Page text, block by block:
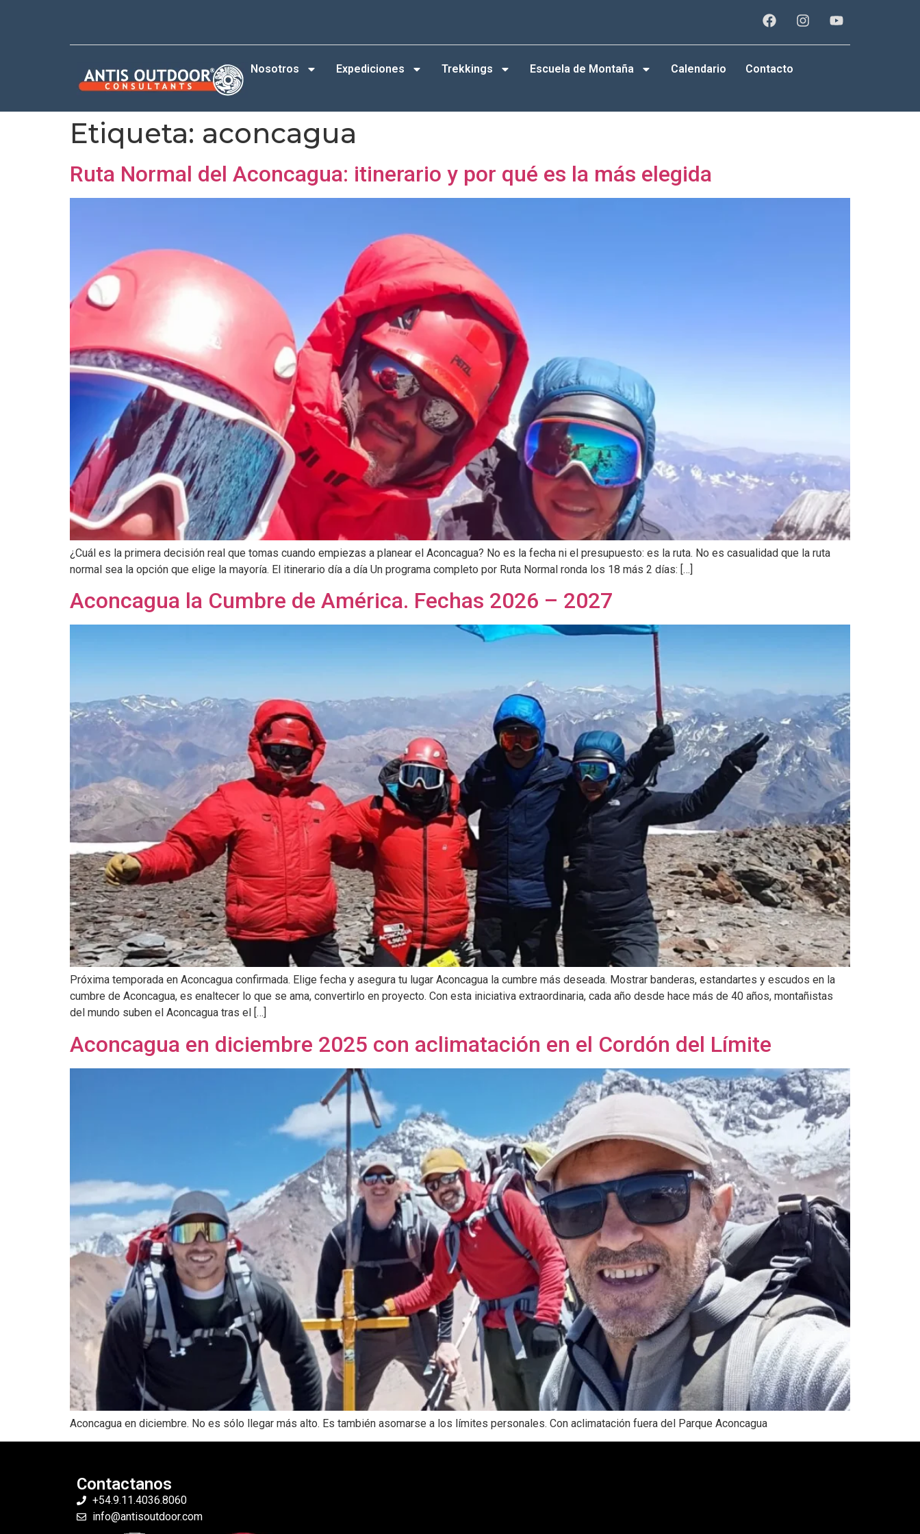
Nosotros Expediciones Trekkings Escuela de Montaña Calendario Contacto
Etiqueta: aconcagua
Ruta Normal del Aconcagua: itinerario y por qué es la más elegida
¿Cuál es la primera decisión real que tomas cuando empiezas a planear el Aconcagua? No es la fecha ni el presupuesto: es la ruta. No es casualidad que la ruta
normal sea la opción que elige la mayoría. El itinerario día a día Un programa completo por Ruta Normal ronda los 18 más 2 días: […]
Aconcagua la Cumbre de América. Fechas 2026 – 2027
Próxima temporada en Aconcagua confirmada. Elige fecha y asegura tu lugar Aconcagua la cumbre más deseada. Mostrar banderas, estandartes y escudos en la
cumbre de Aconcagua, es enaltecer lo que se ama, convertirlo en proyecto. Con esta iniciativa extraordinaria, cada año desde hace más de 40 años, montañistas
del mundo suben el Aconcagua tras el […]
Aconcagua en diciembre 2025 con aclimatación en el Cordón del Límite
Aconcagua en diciembre. No es sólo llegar más alto. Es también asomarse a los límites personales. Con aclimatación fuera del Parque Aconcagua
Contactanos
+54.9.11.4036.8060
info@antisoutdoor.com